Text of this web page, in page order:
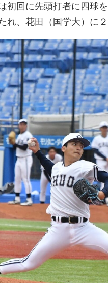
初回に先頭打者に四球
、花田（国学大）に２